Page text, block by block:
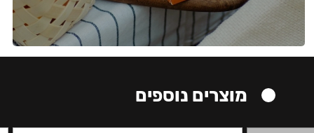
מוצרים נוספים